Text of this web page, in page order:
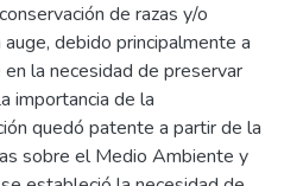
de razas y/o
debido principalmente a
la necesidad de preservar
importancia de la
quedó patente a partir de la
sobre el Medio Ambiente y